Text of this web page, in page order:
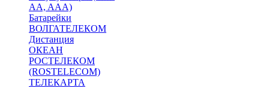
AA, AAA)
Батарейки
ВОЛГАТЕЛЕКОМ
Дистанция
ОКЕАН
РОСТЕЛЕКОМ
(ROSTELECOM)
ТЕЛЕКАРТА